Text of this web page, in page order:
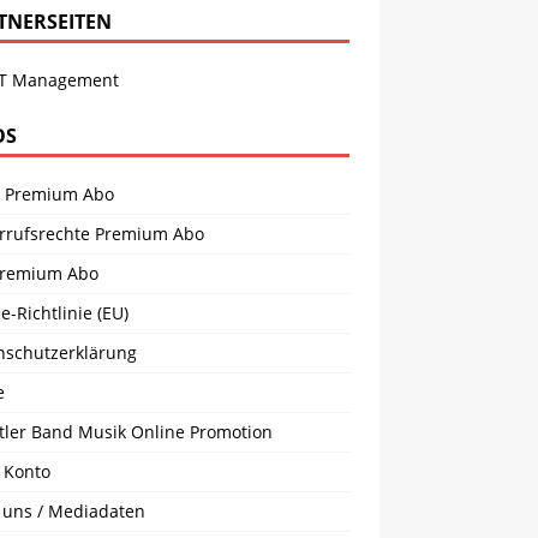
Management
Premium Abo
Premium Abo
Abo
Richtlinie (EU)
Band Musik Online Promotion
/ Mediadaten